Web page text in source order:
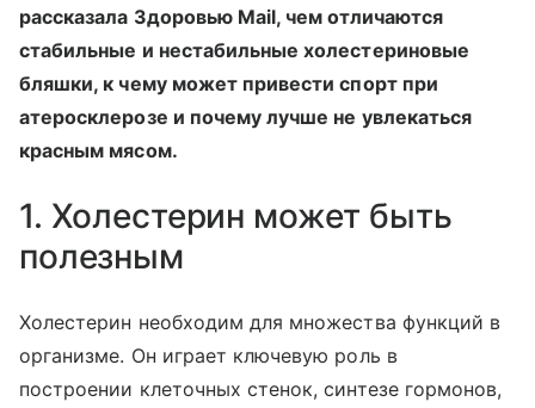
рассказала Здоровью Mail, чем отличаются
стабильные и нестабильные холестериновые
бляшки, к чему может привести спорт при
атеросклерозе и почему лучше не увлекаться
красным мясом.
1. Холестерин может быть
полезным
Холестерин необходим для множества функций в
организме. Он играет ключевую роль в
построении клеточных стенок, синтезе гормонов,